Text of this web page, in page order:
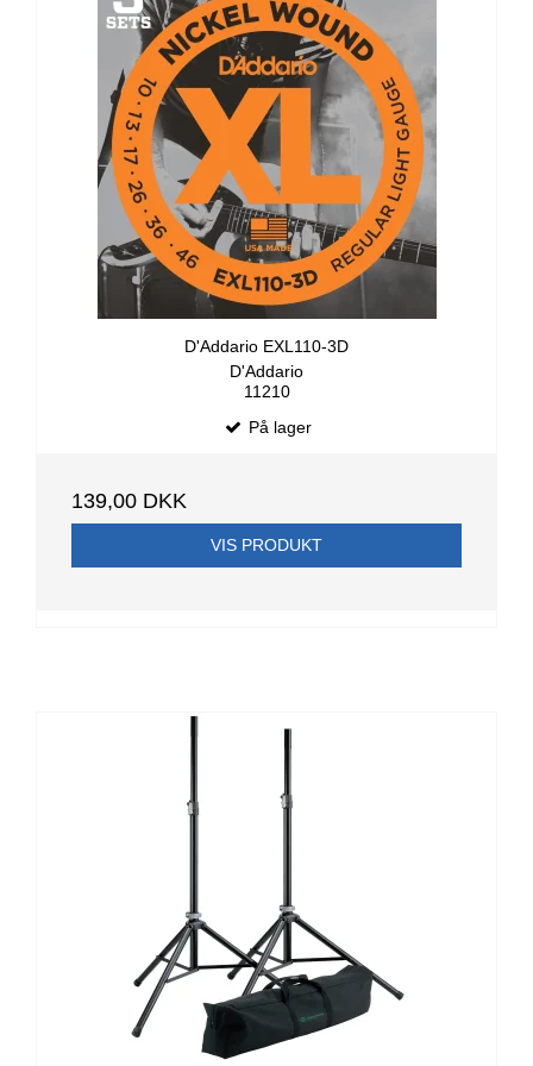
D'Addario EXL110-3D
D'Addario
11210
På lager
139,00 DKK
VIS PRODUKT